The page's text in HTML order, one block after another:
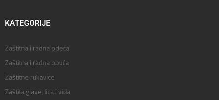
KATEGORIJE
Zaštitna i radna odeća
Zaštitna i radna obuća
Zaštitne rukavice
Zaštita glave, lica i vida